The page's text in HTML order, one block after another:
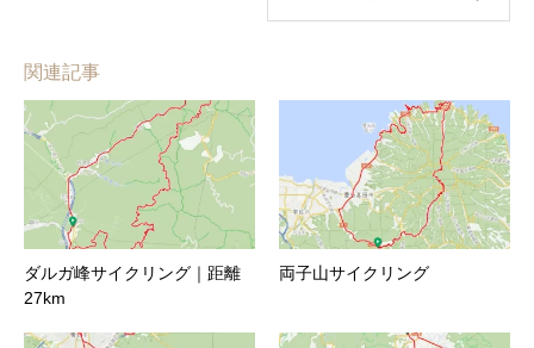
関連記事
ダルガ峰サイクリング｜距離
27km
両子山サイクリング